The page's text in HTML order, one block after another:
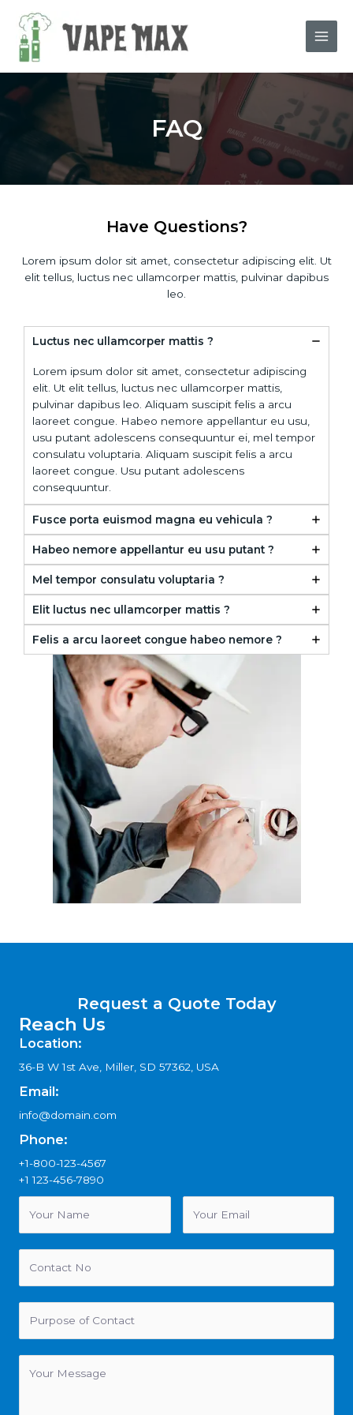
content
FAQ
Have Questions?
Lorem ipsum dolor sit amet, consectetur adipiscing elit. Ut
elit tellus, luctus nec ullamcorper mattis, pulvinar dapibus
leo.
Luctus nec ullamcorper mattis ?
Lorem ipsum dolor sit amet, consectetur adipiscing
elit. Ut elit tellus, luctus nec ullamcorper mattis,
pulvinar dapibus leo. Aliquam suscipit felis a arcu
laoreet congue. Habeo nemore appellantur eu usu,
usu putant adolescens consequuntur ei, mel tempor
consulatu voluptaria. Aliquam suscipit felis a arcu
laoreet congue. Usu putant adolescens
consequuntur.
Fusce porta euismod magna eu vehicula ?
Habeo nemore appellantur eu usu putant ?
Mel tempor consulatu voluptaria ?
Elit luctus nec ullamcorper mattis ?
Felis a arcu laoreet congue habeo nemore ?
Request a Quote Today
Reach Us
Location:
36-B W 1st Ave, Miller, SD 57362, USA
Email:
info@domain.com
Phone:
+1-800-123-4567
+1 123-456-7890